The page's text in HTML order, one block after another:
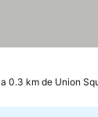
a 0.3 km de Union